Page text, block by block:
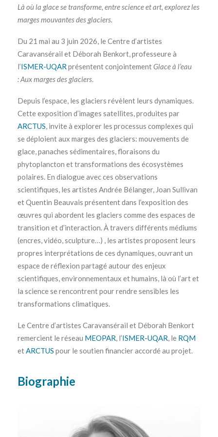
Là où la glace se transforme, entre science et art, explorez les
marges mouvantes des glaciers.
Du 21 mai au 3 juin 2026, le Centre d’artistes
Caravansérail et Déborah Benkort, professeure à
l’ISMER-UQAR présentent conjointementGlace à l’eau
:Aux marges des glaciers.
Depuis l’espace, les glaciers révèlent leurs dynamiques.
Cette exposition d’images satellites, produites par
ARCTUS, invite à explorer les processus complexes qui
se déploient aux marges des glaciers: mouvements de
glace, panaches sédimentaires, floraisons du
phytoplancton et transformations des écosystèmes
polaires. En dialogue avec ces observations
scientifiques, les artistes Andrée Bélanger, Joan Sullivan
et Quentin Beauvais présentent dans l’exposition des
œuvres qui abordent les glaciers comme des espaces de
transition et d’interaction. À travers différents médiums
(encres, vidéo, sculpture…) , les artistes proposent leurs
propres interprétations de ces dynamiques, ouvrant un
espace de réflexion partagé autour des enjeux
scientifiques, environnementaux et humains, là où l’art et
la science se rencontrent pour rendre sensibles les
transformations climatiques.
Le Centre d’artistes Caravansérail et Déborah Benkort
remercient le réseau MEOPAR, l’ISMER-UQAR, le RQM
etARCTUS pour le soutien financier accordé au projet.
Biographie